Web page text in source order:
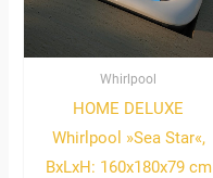
Whirlpool
HOME DELUXE
Whirlpool »Sea Star«,
BxLxH: 160x180x79 cm